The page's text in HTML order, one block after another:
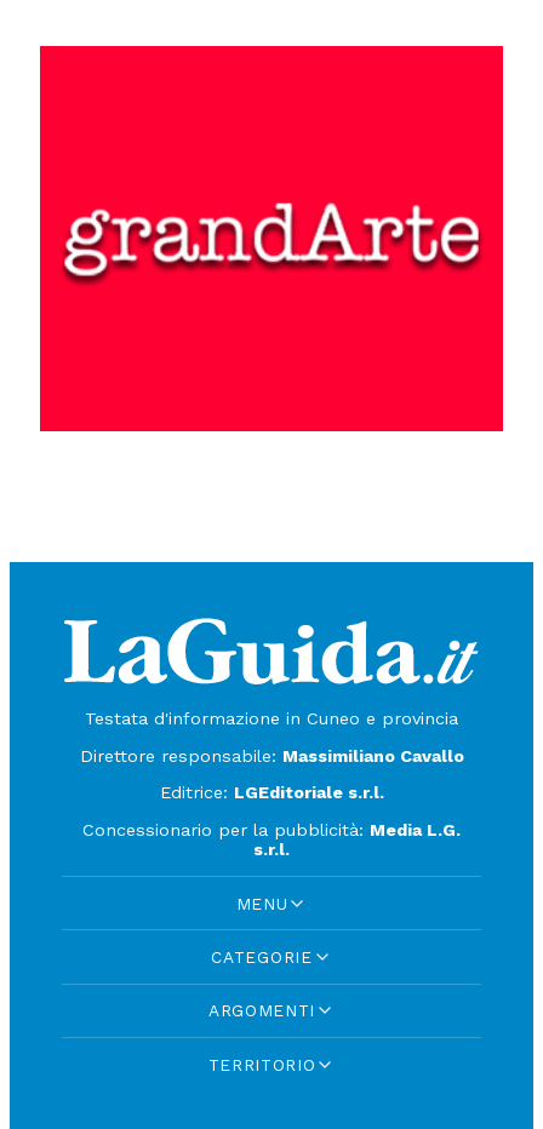
Testata d'informazione in Cuneo e provincia
Direttore responsabile: Massimiliano Cavallo
Editrice: LGEditoriale s.r.l.
Concessionario per la pubblicità: Media L.G.
s.r.l.
MENU
CATEGORIE
ARGOMENTI
TERRITORIO